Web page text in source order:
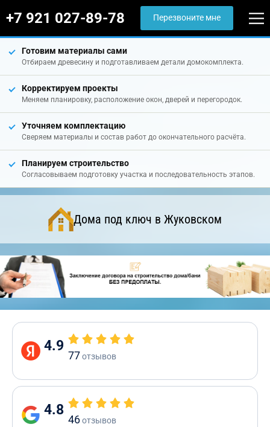
+7 921 027-89-78 Перезвоните мне
Готовим материалы сами
Отбираем древесину и подготавливаем детали домокомплекта.
Корректируем проекты
Меняем планировку, расположение окон, дверей и перегородок.
Уточняем комплектацию
Сверяем материалы и состав работ до окончательного расчёта.
Планируем строительство
Согласовываем подготовку участка и последовательность этапов.
Дома под ключ в Жуковском
4.9
77отзывов
4.8
46отзывов